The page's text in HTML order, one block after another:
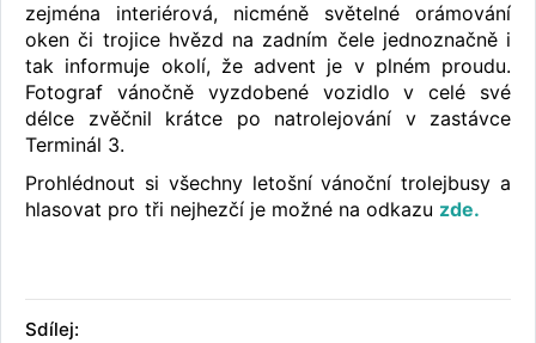
zejména interiérová, nicméně světelné orámování
oken či trojice hvězd na zadním čele jednoznačně i
tak informuje okolí, že advent je v plném proudu.
Fotograf vánočně vyzdobené vozidlo v celé své
délce zvěčnil krátce po natrolejování v zastávce
Terminál 3.
Prohlédnout si všechny letošní vánoční trolejbusy a
hlasovat pro tři nejhezčí je možné na odkazu zde.
Sdílej: